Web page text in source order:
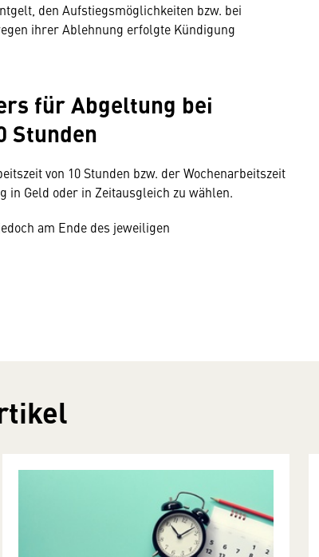
den Aufstiegsmöglichkeiten bzw. bei
ihrer Ablehnung erfolgte Kündigung
für Abgeltung bei
Stunden
von 10 Stunden bzw. der Wochenarbeitszeit
in Geld oder in Zeitausgleich zu wählen.
am Ende des jeweiligen